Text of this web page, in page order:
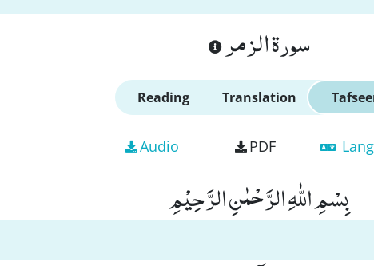
سورة الزمر
Reading Translation
Audio PDF
بِسْمِ اللّٰهِ الرَّحْمٰنِ الرَّحِیْمِ